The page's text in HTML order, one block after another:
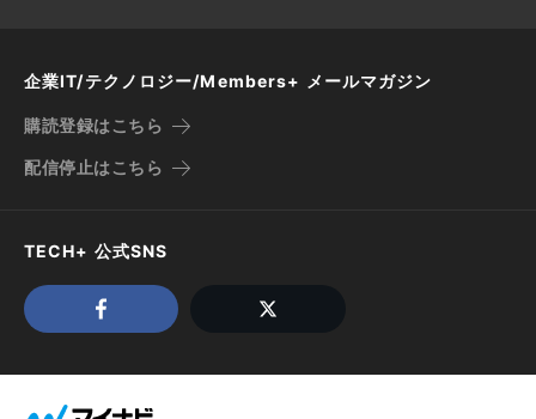
企業IT/テクノロジー/Members+ メールマガジン
購読登録はこちら
配信停止はこちら
TECH+ 公式SNS